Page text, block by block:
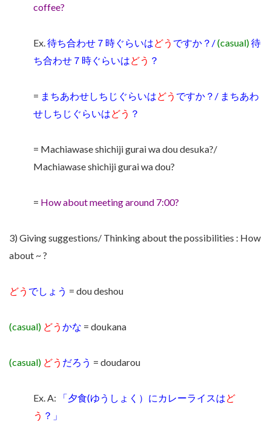
coffee?
Ex. 待ち合わせ７時ぐらいはどう ですか？/(casual)待
ち合わせ７時ぐらいはどう ？
= まちあわせしちじぐらいはどう ですか？/ まちあわ
せしちじぐらいはどう ？
= Machiawase shichiji gurai wa dou desuka?/
Machiawase shichiji gurai wa dou?
= How about meeting around 7:00?
3) Giving suggestions/ Thinking about the possibilities : How
about ~ ?
どう でしょう = dou deshou
(casual) どう かな = doukana
(casual) どう だろう = doudarou
Ex. A: 「夕食(ゆうしょく）にカレーライスはど
う ？」